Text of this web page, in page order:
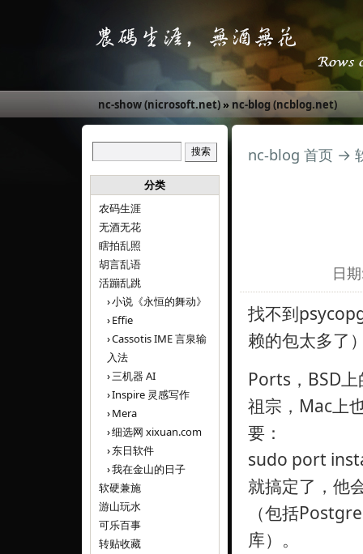
nc-show (nicrosoft.net)» nc-blog (ncblog.net)
分类
农码生涯
无酒无花
瞎拍乱照
胡言乱语
活蹦乱跳
小说《永恒的舞动》
Effie
Cassotis IME 言泉输
入法
三机器 AI
Inspire 灵感写作
Mera
细选网 xixuan.com
东日软件
我在金山的日子
软硬兼施
游山玩水
可乐百事
转贴收藏
nc-blog 首页 →
日
找不到
赖的包太多了
Ports，BSD
祖宗，Mac上
要：
sudo port
就搞定了，他
（包括
库）。